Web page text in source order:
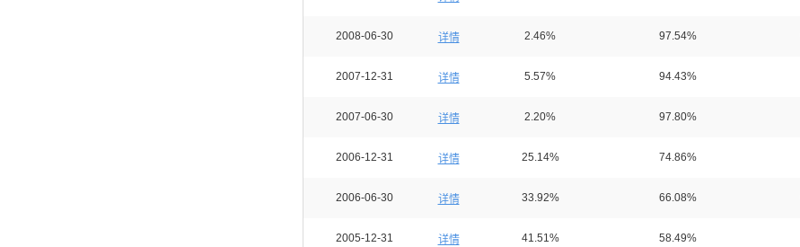
2008-06-30 详情 2.46% 97.54%
2007-12-31 详情 5.57% 94.43%
2007-06-30 详情 2.20% 97.80%
2006-12-31 详情 25.14% 74.86%
2006-06-30 详情 33.92% 66.08%
2005-12-31 详情 41.51% 58.49%